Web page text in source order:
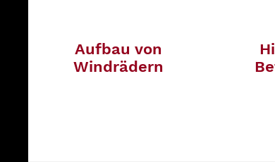
Aufbau von
Windrädern